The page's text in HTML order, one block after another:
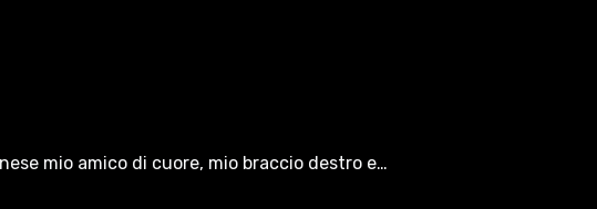
mio amico di cuore, mio braccio destro e…